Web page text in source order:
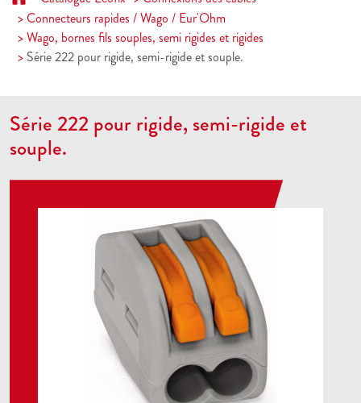
Connecteurs rapides / Wago / Eur'Ohm
Wago, bornes fils souples, semi rigides et rigides
Série 222 pour rigide, semi-rigide et souple.
Série 222 pour rigide, semi-rigide et
souple.